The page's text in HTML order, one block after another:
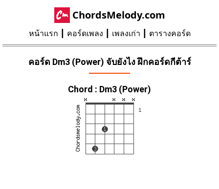
ChordsMelody.com
หน้าแรก คอร์ดเพลง เพลงเก่า ตารางคอร์ด
คอร์ด Dm3 (Power) จับยังไง ฝึกคอร์ดกีต้าร์
Chord : Dm3 (Power)